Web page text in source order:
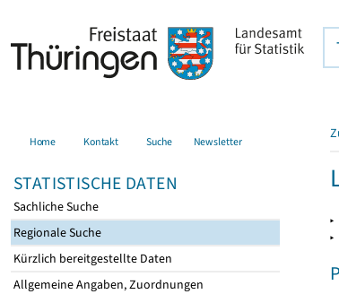
Home Kontakt Suche Newsletter
STATISTISCHE DATEN
Sachliche Suche
Regionale Suche
Kürzlich bereitgestellte Daten
Allgemeine Angaben, Zuordnungen
▸
▸